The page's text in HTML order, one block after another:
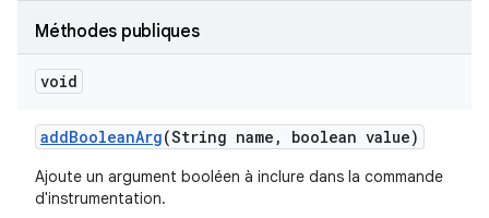
Méthodes publiques
void
addBooleanArg(String name , boolean value)
Ajoute un argument booléen à inclure dans la commande
d'instrumentation.